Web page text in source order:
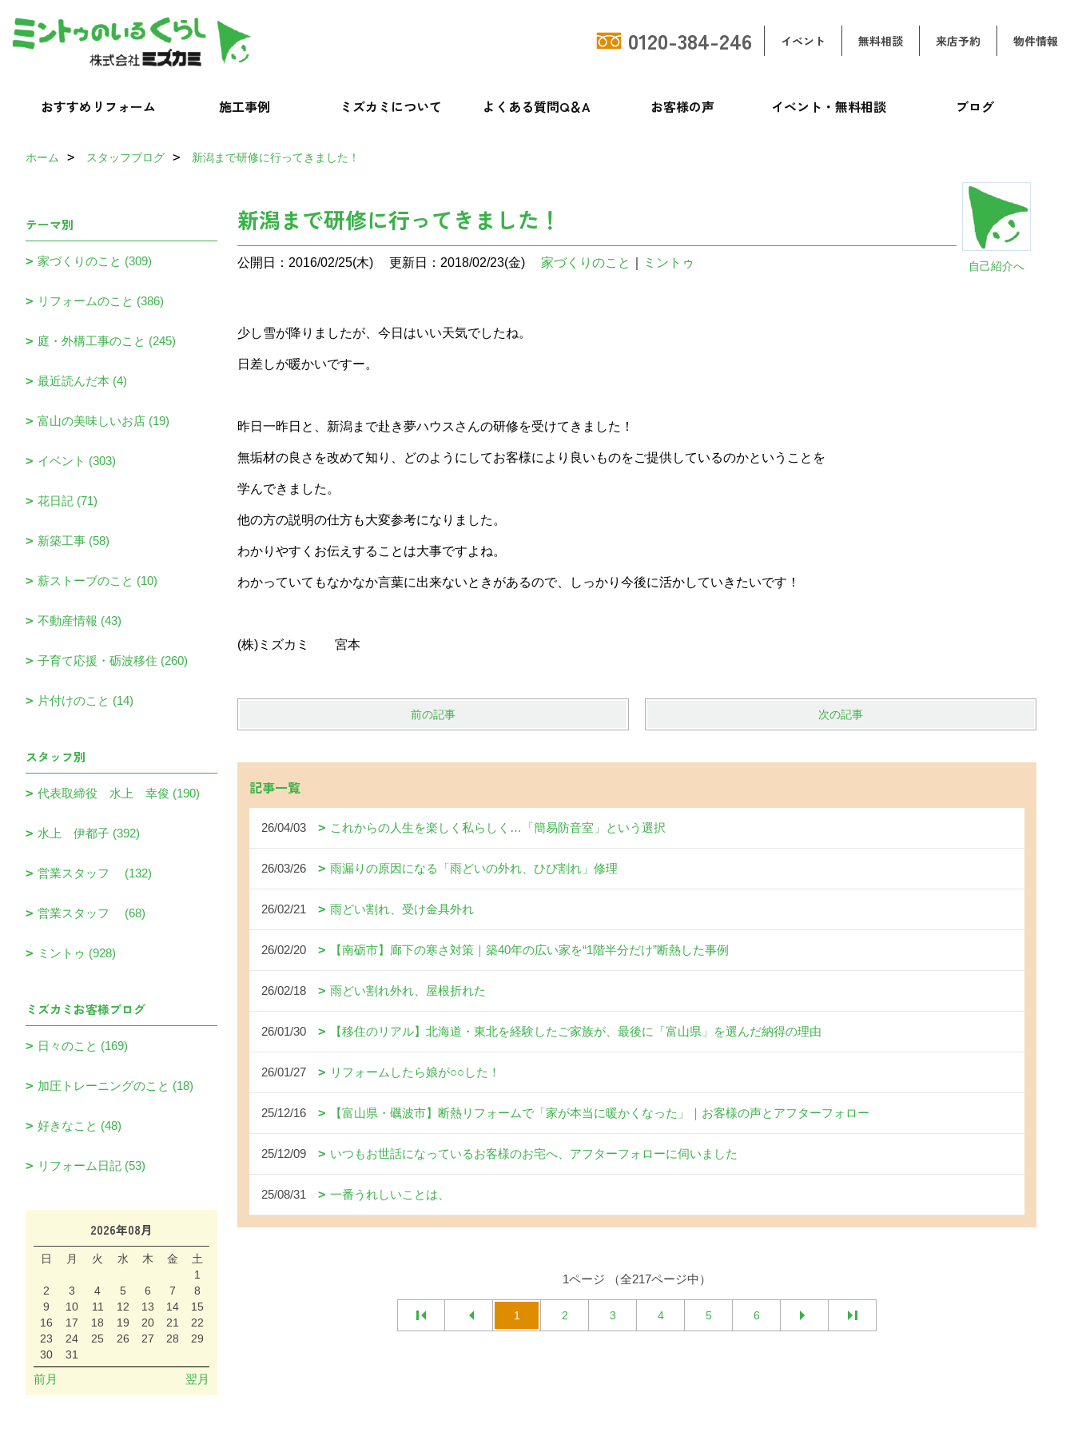
0120-384-246 イベント 無料相談 来店予約 物件情報
おすすめリフォーム 施工事例 ミズカミについて よくある質問Q＆A お客様の声 イベント・無料相談 ブログ
ホーム スタッフブログ 新潟まで研修に行ってきました！
自己紹介へ
新潟まで研修に行ってきました！
公開日：2016/02/25(木) 更新日：2018/02/23(金) 家づくりのこと ミントゥ
少し雪が降りましたが、今日はいい天気でしたね。
日差しが暖かいですー。
昨日一昨日と、新潟まで赴き夢ハウスさんの研修を受けてきました！
無垢材の良さを改めて知り、どのようにしてお客様により良いものをご提供しているのかということを
学んできました。
他の方の説明の仕方も大変参考になりました。
わかりやすくお伝えすることは大事ですよね。
わかっていてもなかなか言葉に出来ないときがあるので、しっかり今後に活かしていきたいです！
(株)ミズカミ 宮本
前の記事 次の記事
記事一覧
26/04/03 これからの人生を楽しく私らしく…「簡易防音室」という選択
26/03/26 雨漏りの原因になる「雨どいの外れ、ひび割れ」修理
26/02/21 雨どい割れ、受け金具外れ
26/02/20 【南砺市】廊下の寒さ対策｜築40年の広い家を“1階半分だけ”断熱した事例
26/02/18 雨どい割れ外れ、屋根折れた
26/01/30 【移住のリアル】北海道・東北を経験したご家族が、最後に「富山県」を選んだ納得の理由
26/01/27 リフォームしたら娘が○○した！
25/12/16 【富山県・礪波市】断熱リフォームで「家が本当に暖かくなった」｜お客様の声とアフターフォロー
25/12/09 いつもお世話になっているお客様のお宅へ、アフターフォローに伺いました
25/08/31 一番うれしいことは、
1ページ （全217ページ中）
1 2 3 4 5 6
テーマ別
家づくりのこと (309)
リフォームのこと (386)
庭・外構工事のこと (245)
最近読んだ本 (4)
富山の美味しいお店 (19)
イベント (303)
花日記 (71)
新築工事 (58)
薪ストーブのこと (10)
不動産情報 (43)
子育て応援・砺波移住 (260)
片付けのこと (14)
スタッフ別
代表取締役 水上 幸俊 (190)
水上 伊都子 (392)
営業スタッフ (132)
営業スタッフ (68)
ミントゥ (928)
ミズカミお客様ブログ
日々のこと (169)
加圧トレーニングのこと (18)
好きなこと (48)
リフォーム日記 (53)
2026年08月
日 月 火 水 木 金
土
1
2
3 4 5 6 7
8
9
10 11 12 13 14
15
16
17 18 19 20 21
22
23
24 25 26 27 28
29
30
31
前月 翌月